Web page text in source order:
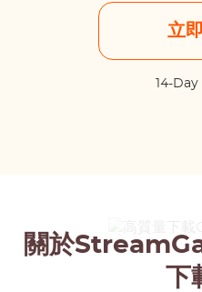
立
14-
關於